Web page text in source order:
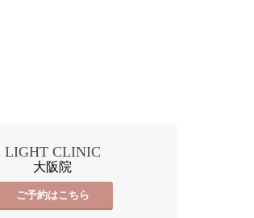
LIGHT CLINIC
大阪院
ご予約はこちら